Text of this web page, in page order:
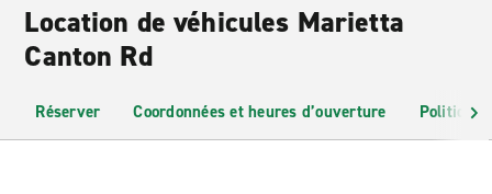
Location de véhicules Marietta
Canton Rd
Réserver Coordonnées et heures d’ouverture Politiques